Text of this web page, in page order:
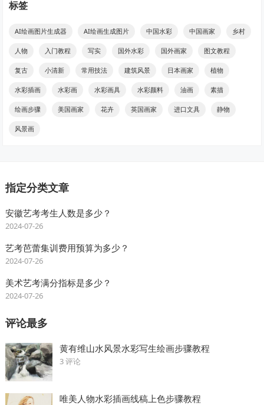
标签
AI绘画图片生成器 AI绘画生成图片 中国水彩 中国画家 乡村
人物 入门教程 写实 国外水彩 国外画家 图文教程
复古 小清新 常用技法 建筑风景 日本画家 植物
水彩插画 水彩画 水彩画具 水彩颜料 油画 素描
绘画步骤 美国画家 花卉 英国画家 进口文具 静物
风景画
指定分类文章
安徽艺考考生人数是多少？
2024-07-26
艺考芭蕾集训费用预算为多少？
2024-07-26
美术艺考满分指标是多少？
2024-07-26
评论最多
黄有维山水风景水彩写生绘画步骤教程
3 评论
唯美人物水彩插画线稿上色步骤教程